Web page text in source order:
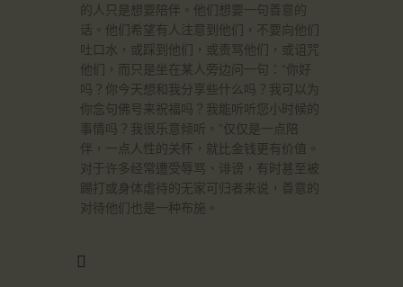
的人只是想要陪伴。他们想要一句善意的
话。他们希望有人注意到他们，不要向他们
吐口水，或踩到他们，或责骂他们，或诅咒
他们，而只是坐在某人旁边问一句：“你好
吗？你今天想和我分享些什么吗？我可以为
你念句佛号来祝福吗？我能听听您小时候的
事情吗？我很乐意倾听。”仅仅是一点陪
伴，一点人性的关怀，就比金钱更有价值。
对于许多经常遭受辱骂、诽谤，有时甚至被
踢打或身体虐待的无家可归者来说，善意的
对待他们也是一种布施。